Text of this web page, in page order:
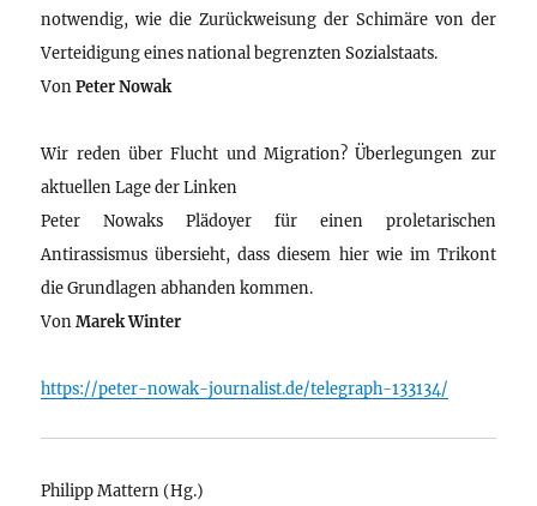
notwendig, wie die Zurückweisung der Schimäre von der
Verteidigung eines national begrenzten Sozialstaats.
VonPeter Nowak
Wir reden über Flucht und Migration? Überlegungen zur
aktuellen Lage der Linken
Peter Nowaks Plädoyer für einen proletarischen
Antirassismus übersieht, dass diesem hier wie im Trikont
die Grundlagen abhanden kommen.
VonMarek Winter
https://peter-nowak-journalist.de/telegraph-133134/
Philipp Mattern (Hg.)